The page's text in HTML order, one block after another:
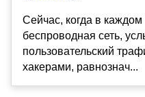
Сейчас, когда в
беспроводная сеть,
пользовательский
хакерами, равнознач...